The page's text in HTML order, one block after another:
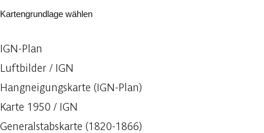
Kartengrundlage wählen
IGN-Plan
Luftbilder / IGN
Hangneigungskarte (IGN-Plan)
Karte 1950 / IGN
Generalstabskarte (1820-1866)